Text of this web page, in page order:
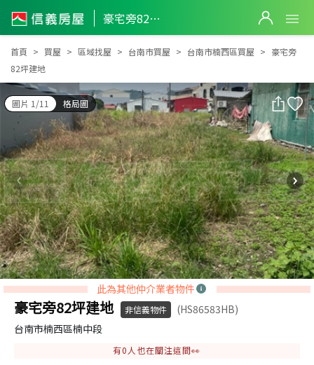
豪宅旁82坪建地
豪宅旁82坪建地
首頁 買屋 區域找屋 台南市買屋 台南市楠西區買屋
豪宅旁
82坪建地
圖片 1/11 格局圖
此為其他仲介業者物件
豪宅旁82坪建地 非信義物件
(HS86583HB)
台南市楠西區楠中段
有0 人也在關注這間👀